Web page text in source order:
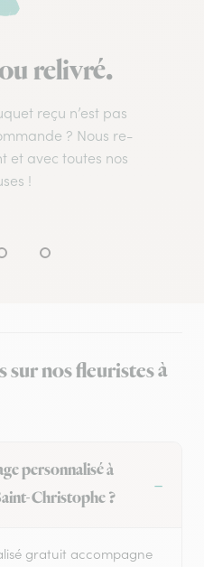
relivré.
reçu n’est pas
? Nous re-
et avec toutes nos
!
nos fleuristes à
personnalisé à
Christophe ?
gratuit accompagne